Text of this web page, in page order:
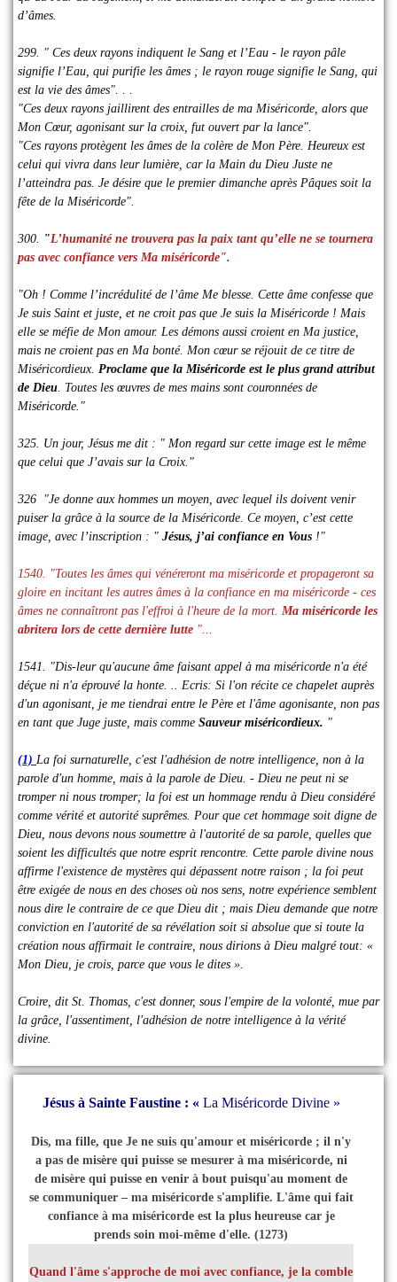
d’âmes.
299. " Ces deux rayons indiquent le Sang et l’Eau - le rayon pâle
signifie l’Eau, qui purifie les âmes ; le rayon rouge signifie le Sang, qui
est la vie des âmes". . .
"Ces deux rayons jaillirent des entrailles de ma Miséricorde, alors que
Mon Cœur, agonisant sur la croix, fut ouvert par la lance".
"Ces rayons protègent les âmes de la colère de Mon Père. Heureux est
celui qui vivra dans leur lumière, car la Main du Dieu Juste ne
l’atteindra pas. Je désire que le premier dimanche après Pâques soit la
fête de la Miséricorde".
300. "L’humanité ne trouvera pas la paix tant qu’elle ne se tournera
pas avec confiance vers Ma miséricorde".
"Oh ! Comme l’incrédulité de l’âme Me blesse. Cette âme confesse que
Je suis Saint et juste, et ne croit pas que Je suis la Miséricorde ! Mais
elle se méfie de Mon amour. Les démons aussi croient en Ma justice,
mais ne croient pas en Ma bonté. Mon cœur se réjouit de ce titre de
Miséricordieux. Proclame que la Miséricorde est le plus grand attribut
de Dieu . Toutes les œuvres de mes mains sont couronnées de
Miséricorde."
325. Un jour, Jésus me dit : " Mon regard sur cette image est le même
que celui que J’avais sur la Croix."
326 "Je donne aux hommes un moyen, avec lequel ils doivent venir
puiser la grâce à la source de la Miséricorde. Ce moyen, c’est cette
image, avec l’inscription : " Jésus, j’ai confiance en Vous !"
1540. "Toutes les âmes qui vénéreront ma miséricorde et propageront sa
gloire en incitant les autres âmes à la confiance en ma miséricorde - ces
âmes ne connaîtront pas l'effroi à l'heure de la mort. Ma miséricorde les
abritera lors de cette dernière lutte "...
1541. "Dis-leur qu'aucune âme faisant appel à ma miséricorde n'a été
déçue ni n'a éprouvé la honte. .. Ecris: Si l'on récite ce chapelet auprès
d'un agonisant, je me tiendrai entre le Père et l'âme agonisante, non pas
en tant que Juge juste, mais comme Sauveur miséricordieux. "
(1) La foi surnaturelle, c'est l'adhésion de notre intelligence, non à la
parole d'un homme, mais à la parole de Dieu. - Dieu ne peut ni se
tromper ni nous tromper; la foi est un hommage rendu à Dieu considéré
comme vérité et autorité suprêmes. Pour que cet hommage soit digne de
Dieu, nous devons nous soumettre à l'autorité de sa parole, quelles que
soient les difficultés que notre esprit rencontre. Cette parole divine nous
affirme l'existence de mystères qui dépassent notre raison ; la foi peut
être exigée de nous en des choses où nos sens, notre expérience semblent
nous dire le contraire de ce que Dieu dit ; mais Dieu demande que notre
conviction en l'autorité de sa révélation soit si absolue que si toute la
création nous affirmait le contraire, nous dirions à Dieu malgré tout: «
Mon Dieu, je crois, parce que vous le dites ».
Croire, dit St. Thomas, c'est donner, sous l'empire de la volonté, mue par
la grâce, l'assentiment, l'adhésion de notre intelligence à la vérité
divine.
Jésus à Sainte Faustine : « La Miséricorde Divine »
Dis, ma fille, que Je ne suis qu'amour et miséricorde ; il n'y
a pas de misère qui puisse se mesurer à ma miséricorde, ni
de misère qui puisse en venir à bout puisqu'au moment de
se communiquer – ma miséricorde s'amplifie. L'âme qui fait
confiance à ma miséricorde est la plus heureuse car je
prends soin moi-même d'elle. (1273)
Quand l'âme s'approche de moi avec confiance, je la comble